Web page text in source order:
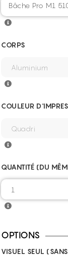
Bâche Pro M1
CORPS
COULEUR
QUANTITÉ (DU
OPTIONS
VISUEL SEUL